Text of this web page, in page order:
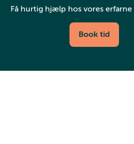
Få hurtig hjælp hos vores erfarne
Book tid